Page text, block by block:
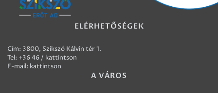
ELÉRHETŐSÉGEK
Cím: 3800, Szikszó Kálvin tér 1.
Tel: +36 46 / kattintson
E-mail: kattintson
A VÁROS